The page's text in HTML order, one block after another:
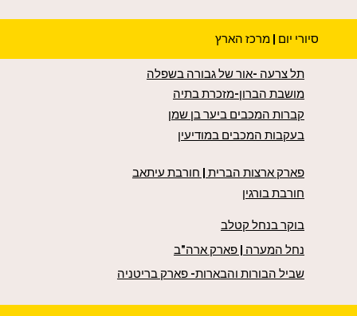
סיורי יום | מרכז הארץ
תל צרעה -אור של גבורה בשפלה
מושבת הברון-מזכרת בתיה
קברות המכבים ביער בן שמן
בעקבות המכבים במודיעין
פארק ארצות הברית | חורבת עיתאב
חורבת בורגין
בוקר בנחל קטלב
נחל המערה | פארק ארה"ב
שביל הבורות והבארות- פארק בריטניה